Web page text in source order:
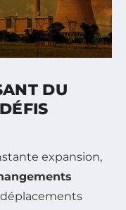
DU
expansion,